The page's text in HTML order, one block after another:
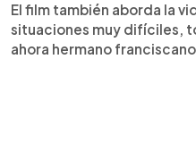
El film también aborda la
situaciones muy difíciles,
ahora hermano